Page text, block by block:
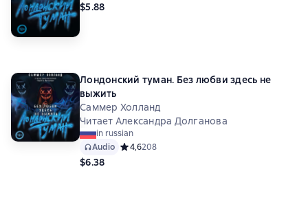
$5.88
Лондонский туман. Без любви здесь не
выжить
Саммер Холланд
Читает Александра Долганова
in russian
Audio Средний рейтинг 4,6 на основе 208 оценок
4,6208
$6.38